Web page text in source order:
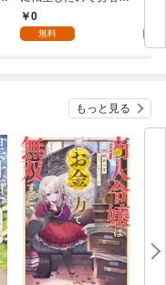
目指しません【第1
話】
0
無料
もっと見る